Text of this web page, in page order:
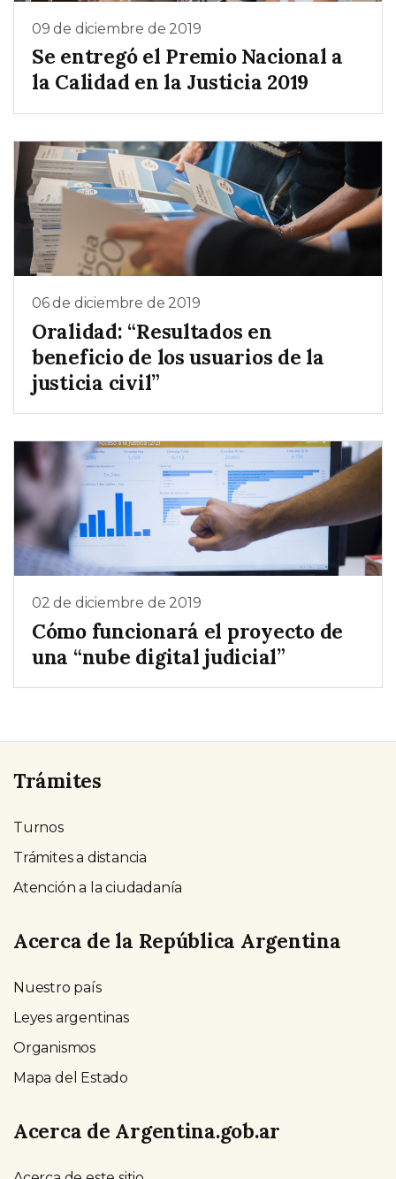
09 de diciembre de 2019
Se entregó el Premio Nacional a
la Calidad en la Justicia 2019
06 de diciembre de 2019
Oralidad: “Resultados en
beneficio de los usuarios de la
justicia civil”
02 de diciembre de 2019
Cómo funcionará el proyecto de
una “nube digital judicial”
Trámites
Turnos
Trámites a distancia
Atención a la ciudadanía
Acerca de la República Argentina
Nuestro país
Leyes argentinas
Organismos
Mapa del Estado
Acerca de Argentina.gob.ar